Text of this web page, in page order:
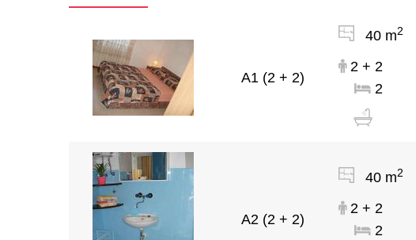
A1 (2 + 2)
40 m2
2 + 2
2
A2 (2 + 2)
40 m2
2 + 2
2